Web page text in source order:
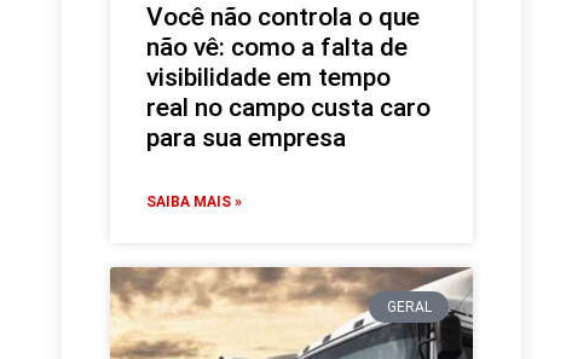
Você não controla o que
não vê: como a falta de
visibilidade em tempo
real no campo custa caro
para sua empresa
SAIBA MAIS »
GERAL